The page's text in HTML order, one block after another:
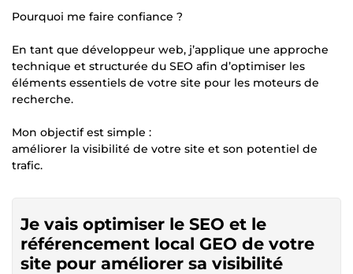
Pourquoi me faire confiance ?
En tant que développeur web, j’applique une approche
technique et structurée du SEO afin d’optimiser les
éléments essentiels de votre site pour les moteurs de
recherche.
Mon objectif est simple :
améliorer la visibilité de votre site et son potentiel de
trafic.
Je vais optimiser le SEO et le
référencement local GEO de votre
site pour améliorer sa visibilité